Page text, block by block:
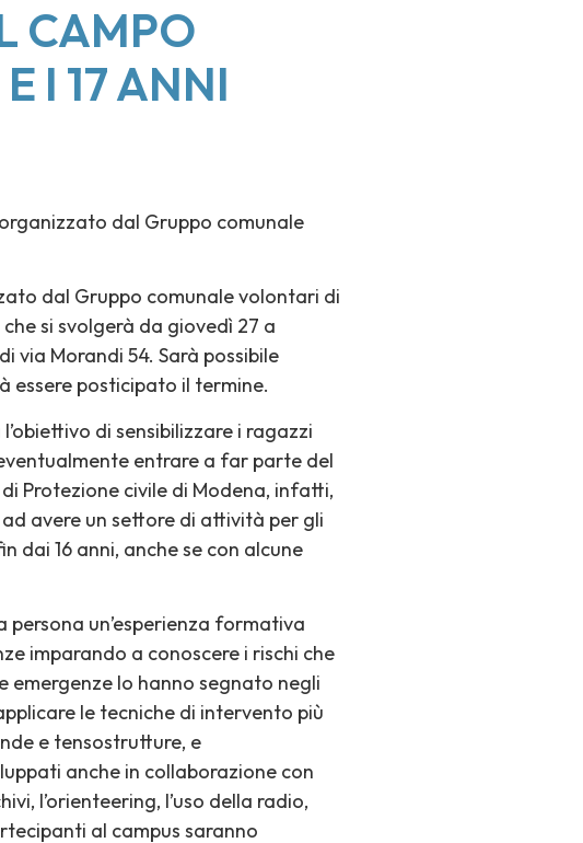
CAMPO
I 17 ANNI
dal Gruppo comunale
dal Gruppo comunale volontari di
si svolgerà da giovedì 27 a
via Morandi 54. Sarà possibile
essere posticipato il termine.
di sensibilizzare i ragazzi
entrare a far parte del
Protezione civile di Modena, infatti,
avere un settore di attività per gli
dai 16 anni, anche se con alcune
un’esperienza formativa
imparando a conoscere i rischi che
lo hanno segnato negli
le tecniche di intervento più
e tensostrutture, e
anche in collaborazione con
l’orienteering, l’uso della radio,
al campus saranno